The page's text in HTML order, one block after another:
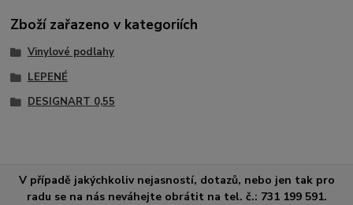
Zboží zařazeno v kategoriích
Vinylové podlahy
LEPENÉ
DESIGNART 0,55
V případě jakýchkoliv nejasností, dotazů, nebo jen tak pro
radu se na nás neváhejte obrátit na tel. č.: 731 199 591.